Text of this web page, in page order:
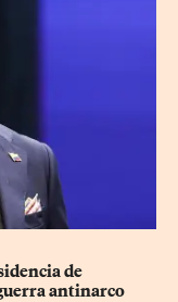
de
antinarco